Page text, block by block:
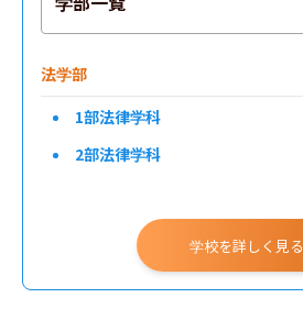
法学部
1部法律学科
2部法律学科
学校を詳しく見る